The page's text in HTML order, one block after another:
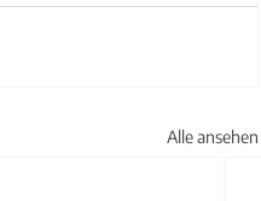
Alle ansehen